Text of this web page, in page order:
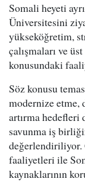
Somali heyeti
Üniversitesini
yükseköğretim,
çalışmaları ve
konusundaki
Söz konusu
modernize etme,
artırma hedefleri
savunma iş
değerlendiriliyor.
faaliyetleri ile
kaynaklarının